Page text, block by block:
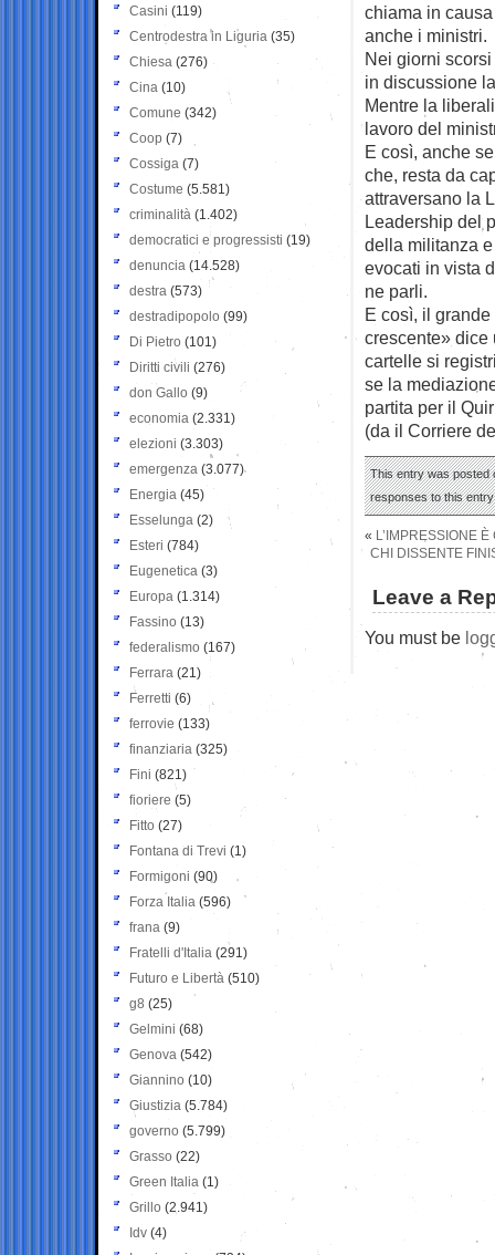
chiama in
anche i ministri.
Nei giorni
in discussione
Mentre la
lavoro del
E così, anche
che, resta da
attraversano la
Leadership del
della militanza
evocati in vista
ne parli.
E così, il grande
crescente» dice
cartelle si
se la
partita per il
(da il Corriere
This entry was posted
responses to this
« L’IMPRESSIONE
CHI DISSENTE
Leave a
You must be
Casini (119)
Centrodestra in Liguria (35)
Chiesa (276)
Cina (10)
Comune (342)
Coop (7)
Cossiga (7)
Costume (5.581)
criminalità (1.402)
democratici e progressisti (19)
denuncia (14.528)
destra (573)
destradipopolo (99)
Di Pietro (101)
Diritti civili (276)
don Gallo (9)
economia (2.331)
elezioni (3.303)
emergenza (3.077)
Energia (45)
Esselunga (2)
Esteri (784)
Eugenetica (3)
Europa (1.314)
Fassino (13)
federalismo (167)
Ferrara (21)
Ferretti (6)
ferrovie (133)
finanziaria (325)
Fini (821)
fioriere (5)
Fitto (27)
Fontana di Trevi (1)
Formigoni (90)
Forza Italia (596)
frana (9)
Fratelli d'Italia (291)
Futuro e Libertà (510)
g8 (25)
Gelmini (68)
Genova (542)
Giannino (10)
Giustizia (5.784)
governo (5.799)
Grasso (22)
Green Italia (1)
Grillo (2.941)
Idv (4)